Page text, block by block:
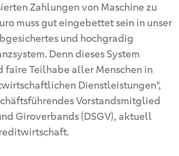
Zahlungen von Maschine zu
muss gut eingebettet sein in unser
und hochgradig
Denn dieses System
Teilhabe aller Menschen in
Dienstleistungen",
Vorstandsmitglied
Giroverbands (DSGV), aktuell